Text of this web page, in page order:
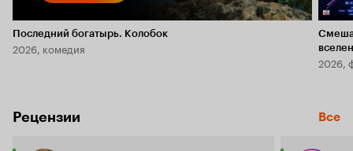
Последний богатырь. Колобок
2026, комедия
2026,
Рецензии Все